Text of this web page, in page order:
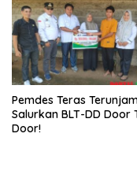
Pemdes Teras
Salurkan BLT-DD Door
Door!